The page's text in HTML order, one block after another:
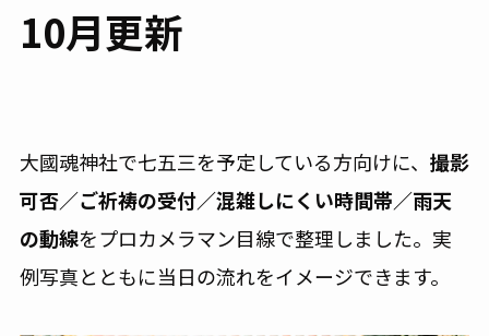
10月更新
大國魂神社で七五三を予定している方向けに、 撮影
可否／ご祈祷の受付／混雑しにくい時間帯／雨天
の動線をプロカメラマン目線で整理しました。実
例写真とともに当日の流れをイメージできます。